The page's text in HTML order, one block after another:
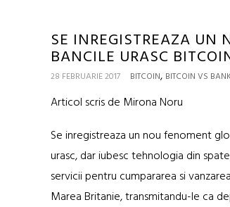
SE INREGISTREAZA
BANCILE URASC
28 FEBRUARIE 2017 BITCOIN, BITCOIN VS
Articol scris de Mirona Noru
Se inregistreaza un nou fenoment
urasc, dar iubesc tehnologia din
servicii pentru cumpararea si
Marea Britanie, transmitandu-le ca